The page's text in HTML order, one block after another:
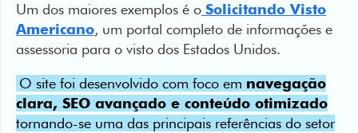
Um dos maiores exemplos é o Solicitando Visto
Americano, um portal completo de informações e
assessoria para o visto dos Estados Unidos.
O site foi desenvolvido com foco em navegação
clara, SEO avançado e conteúdo otimizado
tornando-se uma das principais referências do setor